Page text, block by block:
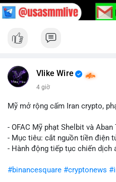
Vlike Wire
4 giờ
Mỹ mở rộng cấm Iran crypto,
- OFAC Mỹ phạt Shelbit và Aban
- Mục tiêu: cắt nguồn tiền điện
- Hành động tiếp tục chiến dịch
#binancesquare #cryptonews